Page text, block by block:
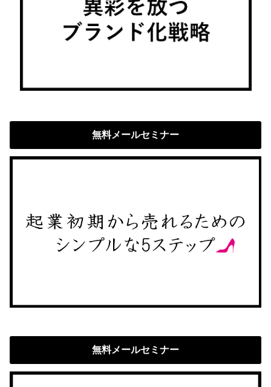
無料メールセミナー
無料メールセミナー